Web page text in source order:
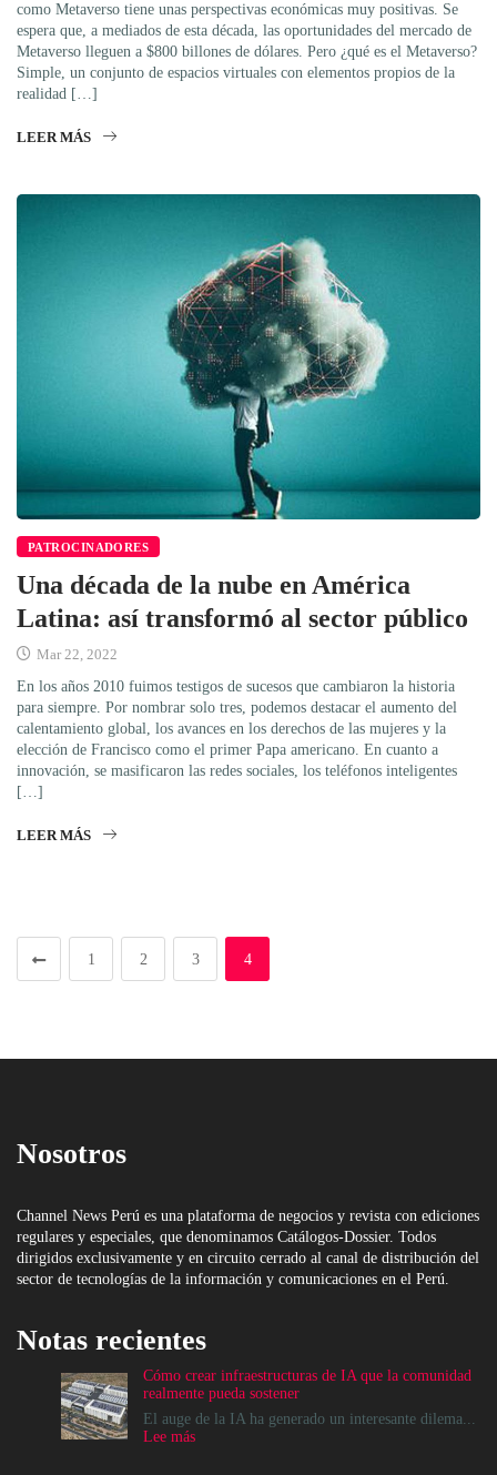
como Metaverso tiene unas perspectivas económicas muy positivas. Se
espera que, a mediados de esta década, las oportunidades del mercado de
Metaverso lleguen a $800 billones de dólares. Pero ¿qué es el Metaverso?
Simple, un conjunto de espacios virtuales con elementos propios de la
realidad […]
LEER MÁS
PATROCINADORES
Una década de la nube en América
Latina: así transformó al sector público
Mar 22, 2022
En los años 2010 fuimos testigos de sucesos que cambiaron la historia
para siempre. Por nombrar solo tres, podemos destacar el aumento del
calentamiento global, los avances en los derechos de las mujeres y la
elección de Francisco como el primer Papa americano. En cuanto a
innovación, se masificaron las redes sociales, los teléfonos inteligentes
[…]
LEER MÁS
1 2 3 4
Nosotros
Channel News Perú es una plataforma de negocios y revista con ediciones
regulares y especiales, que denominamos Catálogos-Dossier. Todos
dirigidos exclusivamente y en circuito cerrado al canal de distribución del
sector de tecnologías de la información y comunicaciones en el Perú.
Notas recientes
Cómo crear infraestructuras de IA que la comunidad
realmente pueda sostener
El auge de la IA ha generado un interesante dilema...
Lee más: